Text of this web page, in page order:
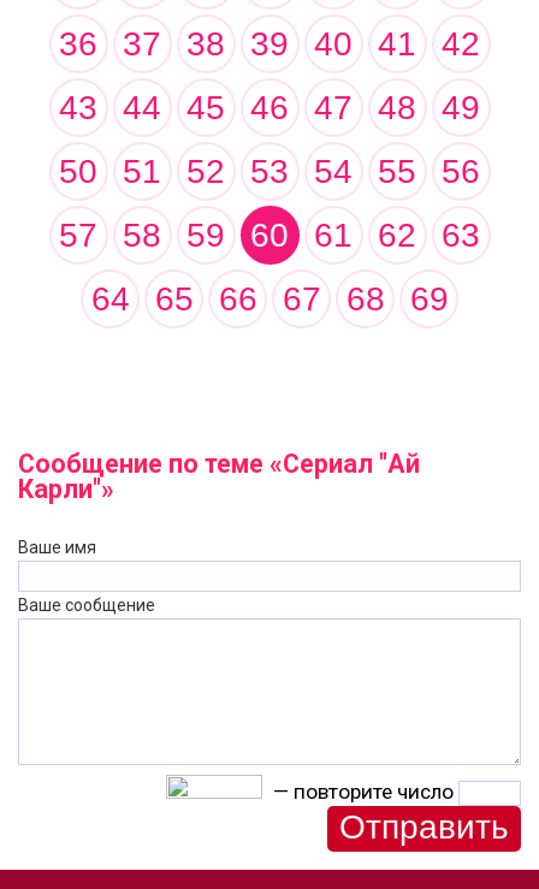
36
37 38 39 40 41
42
43
44 45 46 47 48
49
50
51 52 53 54 55
56
57
58 59 60 61 62
63
64
65 66 67 68 69
Сообщение по теме «Сериал "Ай
Карли"»
Ваше имя
Ваше сообщение
— повторите число